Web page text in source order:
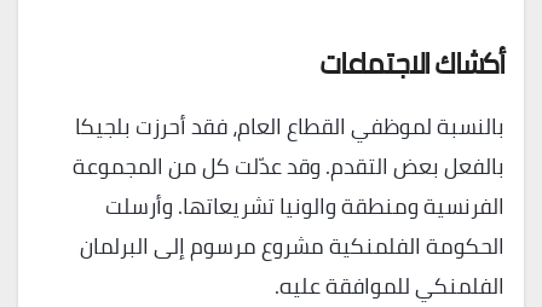
أكشاك الاجتماعات
بالنسبة لموظفي القطاع العام، فقد أحرزت بلجيكا
بالفعل بعض التقدم. وقد عدّلت كل من المجموعة
الفرنسية ومنطقة والونيا تشريعاتها. وأرسلت
الحكومة الفلمنكية مشروع مرسوم إلى البرلمان
الفلمنكي للموافقة عليه.